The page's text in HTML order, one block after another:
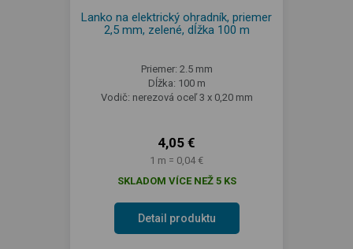
Lanko na elektrický ohradník, priemer
2,5 mm, zelené, dĺžka 100 m
Priemer: 2.5 mm
Dĺžka: 100 m
Vodič: nerezová oceľ 3 x 0,20 mm
4,05 €
1 m = 0,04 €
SKLADOM VÍCE NEŽ 5 KS
Detail produktu